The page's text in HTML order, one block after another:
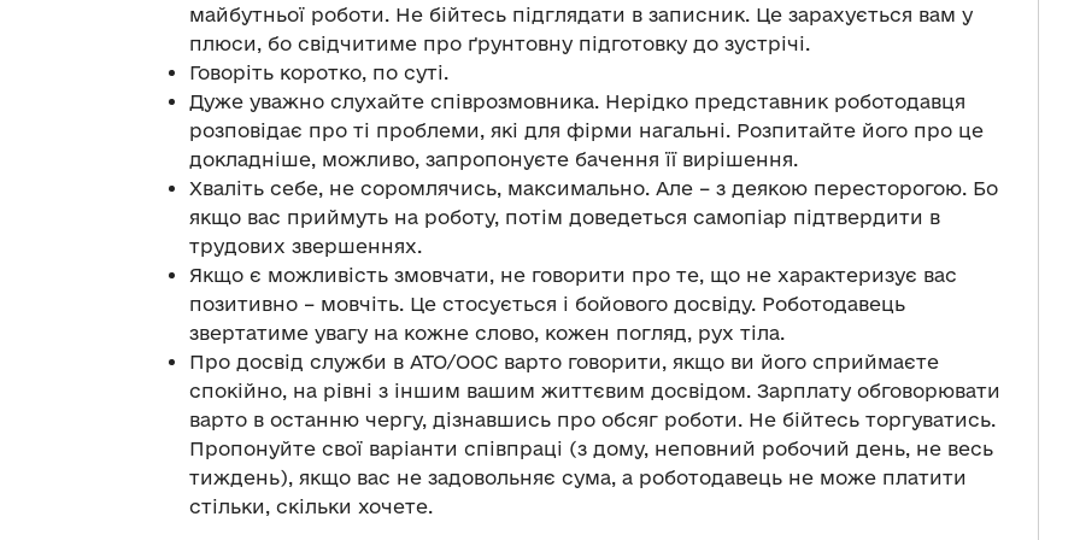
майбутньої роботи. Не бійтесь підглядати в записник. Це зарахується вам у
плюси, бо свідчитиме про ґрунтовну підготовку до зустрічі.
Говоріть коротко, по суті.
Дуже уважно слухайте співрозмовника. Нерідко представник роботодавця
розповідає про ті проблеми, які для фірми нагальні. Розпитайте його про це
докладніше, можливо, запропонуєте бачення її вирішення.
Хваліть себе, не соромлячись, максимально. Але – з деякою пересторогою. Бо
якщо вас приймуть на роботу, потім доведеться самопіар підтвердити в
трудових звершеннях.
Якщо є можливість змовчати, не говорити про те, що не характеризує вас
позитивно – мовчіть. Це стосується і бойового досвіду. Роботодавець
звертатиме увагу на кожне слово, кожен погляд, рух тіла.
Про досвід служби в АТО/ООС варто говорити, якщо ви його сприймаєте
спокійно, на рівні з іншим вашим життєвим досвідом. Зарплату обговорювати
варто в останню чергу, дізнавшись про обсяг роботи. Не бійтесь торгуватись.
Пропонуйте свої варіанти співпраці (з дому, неповний робочий день, не весь
тиждень), якщо вас не задовольняє сума, а роботодавець не може платити
стільки, скільки хочете.